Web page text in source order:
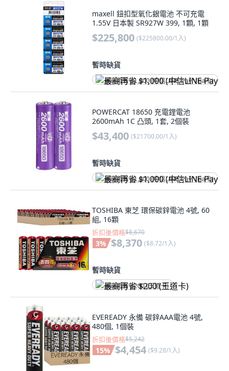
maxell 鈕扣型氧化銀電池 不可充電
1.55V 日本製 SR927W 399, 1顆, 1顆
$225,800 ($225800.00/1入)
暫時缺貨
最高再省 $1,000 (中信LINE Pay Visa卡)
POWERCAT 18650 充電鋰電池
2600mAh 1C 凸頭, 1套, 2個裝
$43,400 ($21700.00/1入)
暫時缺貨
最高再省 $1,000 (中信LINE Pay Visa卡)
TOSHIBA 東芝 環保碳鋅電池 4號, 60
組, 16顆
折扣後價格$8,670
3% $8,370 ($8.72/1入)
暫時缺貨
最高再省 $200 (王道卡)
EVEREADY 永備 碳鋅AAA電池 4號,
480個, 1個裝
折扣後價格$5,242
15% $4,454 ($9.28/1入)